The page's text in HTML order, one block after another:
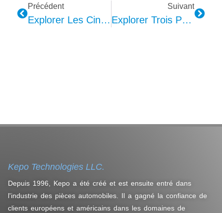
Précédent
Explorer Les Cinq Modes D'éclairage De L'éclairage Ambiant Des Voitures
Suivant
Explorer Trois Problèmes Courants Liés À L’éclairage Ambiant De L’intérieur Des Voitures
Kepo Technologies LLC.
Depuis 1996, Kepo a été créé et est ensuite entré dans
l'industrie des pièces automobiles. Il a gagné la confiance de
clients européens et américains dans les domaines de